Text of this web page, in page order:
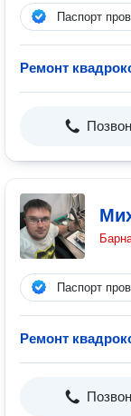
Паспорт
Ремонт
Паспорт
Ремонт